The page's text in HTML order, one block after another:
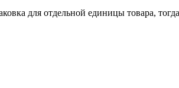
для отдельной единицы товара,